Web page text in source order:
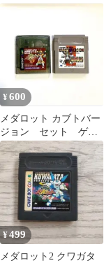
カラー
¥600
メダロット カブトバー
ジョン セット ゲー
ムボーイ
¥499
メダロット2 クワガタ